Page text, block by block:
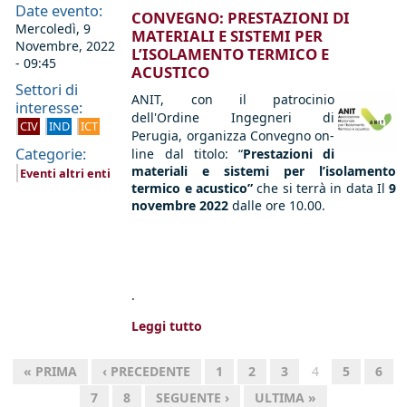
Date evento:
Mercoledì, 9
Novembre, 2022
- 09:45
Settori di
interesse:
CIV IND ICT
Categorie:
Eventi altri enti
CONVEGNO: PRESTAZIONI DI
MATERIALI E SISTEMI PER
L’ISOLAMENTO TERMICO E
ACUSTICO
ANIT, con il patrocinio
dell'Ordine Ingegneri di
Perugia, organizzaConvegno on-
line dal titolo: “Prestazioni di
materiali e sistemi per l’isolamento
termico e acustico” che si terrà in data Il 9
novembre 2022dalle ore 10.00.
.
Leggi tutto
« PRIMA ‹ PRECEDENTE 1 2 3 4 5
6
7
8 SEGUENTE › ULTIMA »